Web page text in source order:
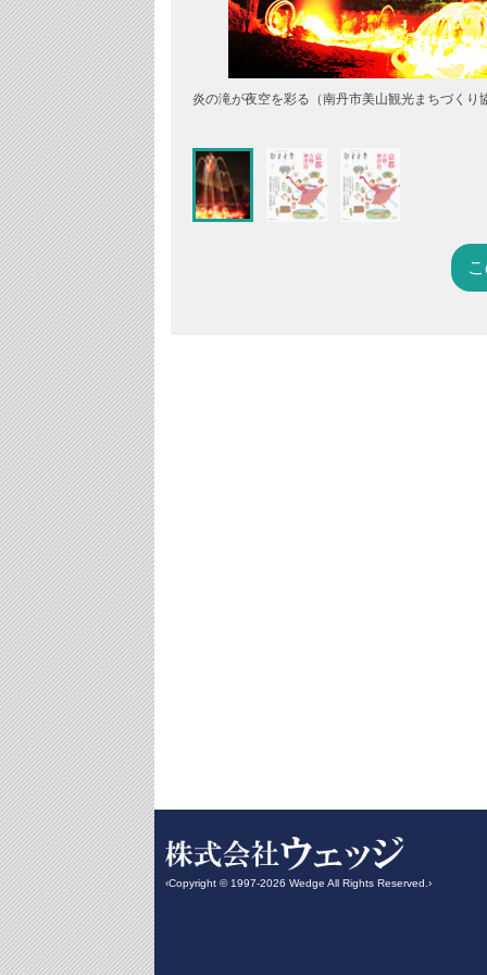
炎の滝が夜空を彩る（南丹市美山観光まちづくり
‹Copyright © 1997-2026 Wedge All Rights Reserved.›